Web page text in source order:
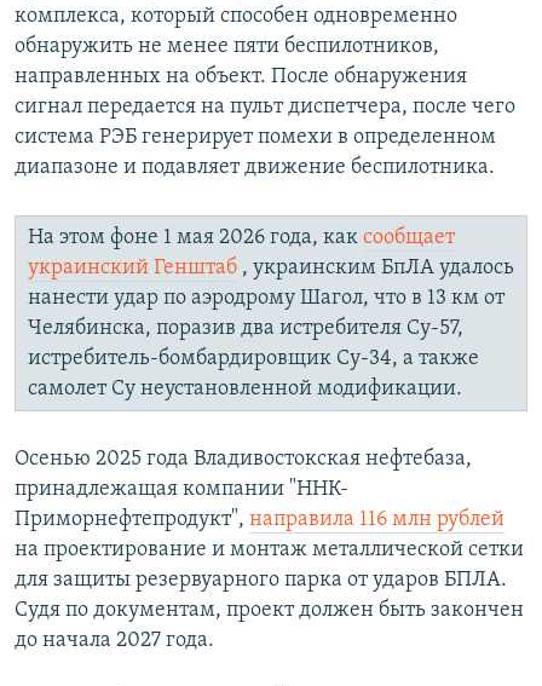
комплекса, который способен одновременно
обнаружить не менее пяти беспилотников,
направленных на объект. После обнаружения
сигнал передается на пульт диспетчера, после чего
система РЭБ генерирует помехи в определенном
диапазоне и подавляет движение беспилотника.
На этом фоне 1 мая 2026 года, как сообщает
украинский Генштаб , украинским БпЛА удалось
нанести удар по аэродрому Шагол, что в 13 км от
Челябинска, поразив два истребителя Су-57,
истребитель-бомбардировщик Су-34, а также
самолет Су неустановленной модификации.
Осенью 2025 года Владивостокская нефтебаза,
принадлежащая компании "ННК-
Приморнефтепродукт", направила 116 млн рублей
на проектирование и монтаж металлической сетки
для защиты резервуарного парка от ударов БПЛА.
Судя по документам, проект должен быть закончен
до начала 2027 года.